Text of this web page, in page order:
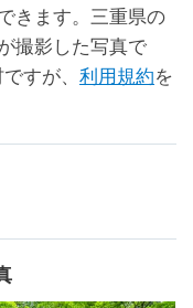
きます。三重県の
撮影した写真で
すが、 利用規約を